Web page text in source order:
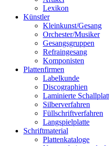
Lexikon
Künstler
Kleinkunst/Gesang
Orchester/Musiker
Gesangsgruppen
Refraingesang
Komponisten
Plattenfirmen
Labelkunde
Discographien
Laminierte
Silberverfahren
Füllschriftverfahren
Langspielplatte
Schriftmaterial
Plattenkataloge